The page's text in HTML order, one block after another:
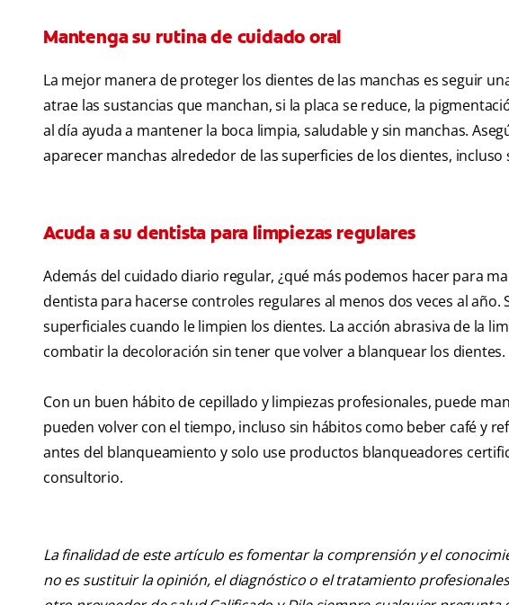
Mantenga su rutina de cuidado oral
La mejor manera de proteger los dientes de las manchas es seguir
atrae las sustancias que manchan, si la placa se reduce, la
al día ayuda a mantener la boca limpia, saludable y sin manchas.
aparecer manchas alrededor de las superficies de los dientes, incluso
Acuda a su dentista para limpiezas regulares
Además del cuidado diario regular, ¿qué más podemos hacer para
dentista para hacerse controles regulares al menos dos veces al
superficiales cuando le limpien los dientes. La acción abrasiva de la
combatir la decoloración sin tener que volver a blanquear los dientes.
Con un buen hábito de cepillado y limpiezas profesionales, puede
pueden volver con el tiempo, incluso sin hábitos como beber café y
antes del blanqueamiento y solo use productos blanqueadores
consultorio.
La finalidad de este artículo es fomentar la comprensión y el
no es sustituir la opinión, el diagnóstico o el tratamiento